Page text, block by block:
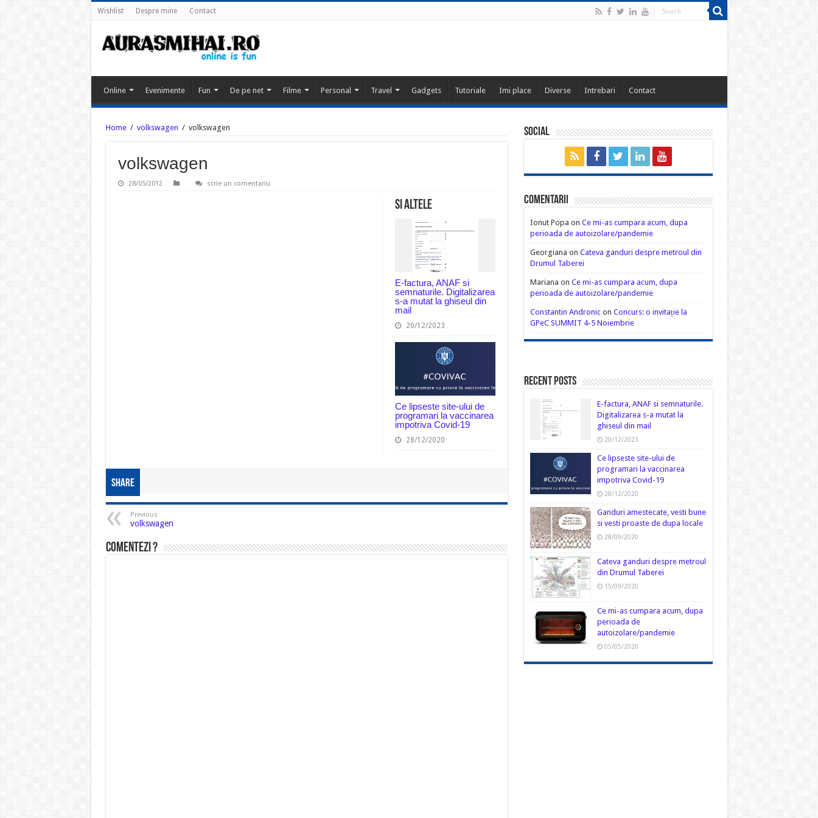
Wishlist Despre mine Contact
Online Evenimente Fun De pe net Filme Personal Travel Gadgets Tutoriale Imi place Diverse Intrebari Contact
Home / volkswagen / volkswagen
volkswagen
28/05/2012 scrie un comentariu
Si altele
E-factura, ANAF si
semnaturile. Digitalizarea
s-a mutat la ghiseul din
mail
20/12/2023
Ce lipseste site-ului de
programari la vaccinarea
impotriva Covid-19
28/12/2020
Share
Previous
volkswagen
Comentezi ?
Social
Comentarii
Ionut Popa on Ce mi-as cumpara acum, dupa
perioada de autoizolare/pandemie
Georgiana on Cateva ganduri despre metroul din
Drumul Taberei
Mariana on Ce mi-as cumpara acum, dupa
perioada de autoizolare/pandemie
Constantin Andronicon Concurs: o invitație la
GPeC SUMMIT 4-5 Noiembrie
Recent Posts
E-factura, ANAF si semnaturile.
Digitalizarea s-a mutat la
ghiseul din mail
20/12/2023
Ce lipseste site-ului de
programari la vaccinarea
impotriva Covid-19
28/12/2020
Ganduri amestecate, vesti bune
si vesti proaste de dupa locale
28/09/2020
Cateva ganduri despre metroul
din Drumul Taberei
15/09/2020
Ce mi-as cumpara acum, dupa
perioada de
autoizolare/pandemie
05/05/2020